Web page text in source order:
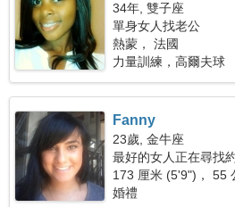
34年, 雙子座
單身女人找老公
熱蒙， 法國
力量訓練，高爾夫球
Fanny
23歲, 金牛座
最好的女人正在尋找
173 厘米 (5'9")， 55
婚禮